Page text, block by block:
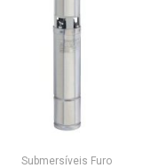
Submersíveis Furo